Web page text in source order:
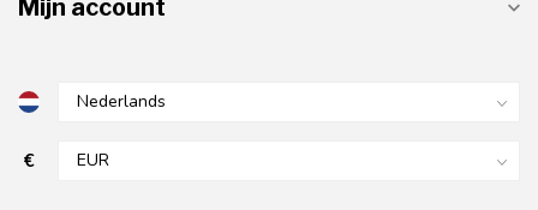
Mijn account
€